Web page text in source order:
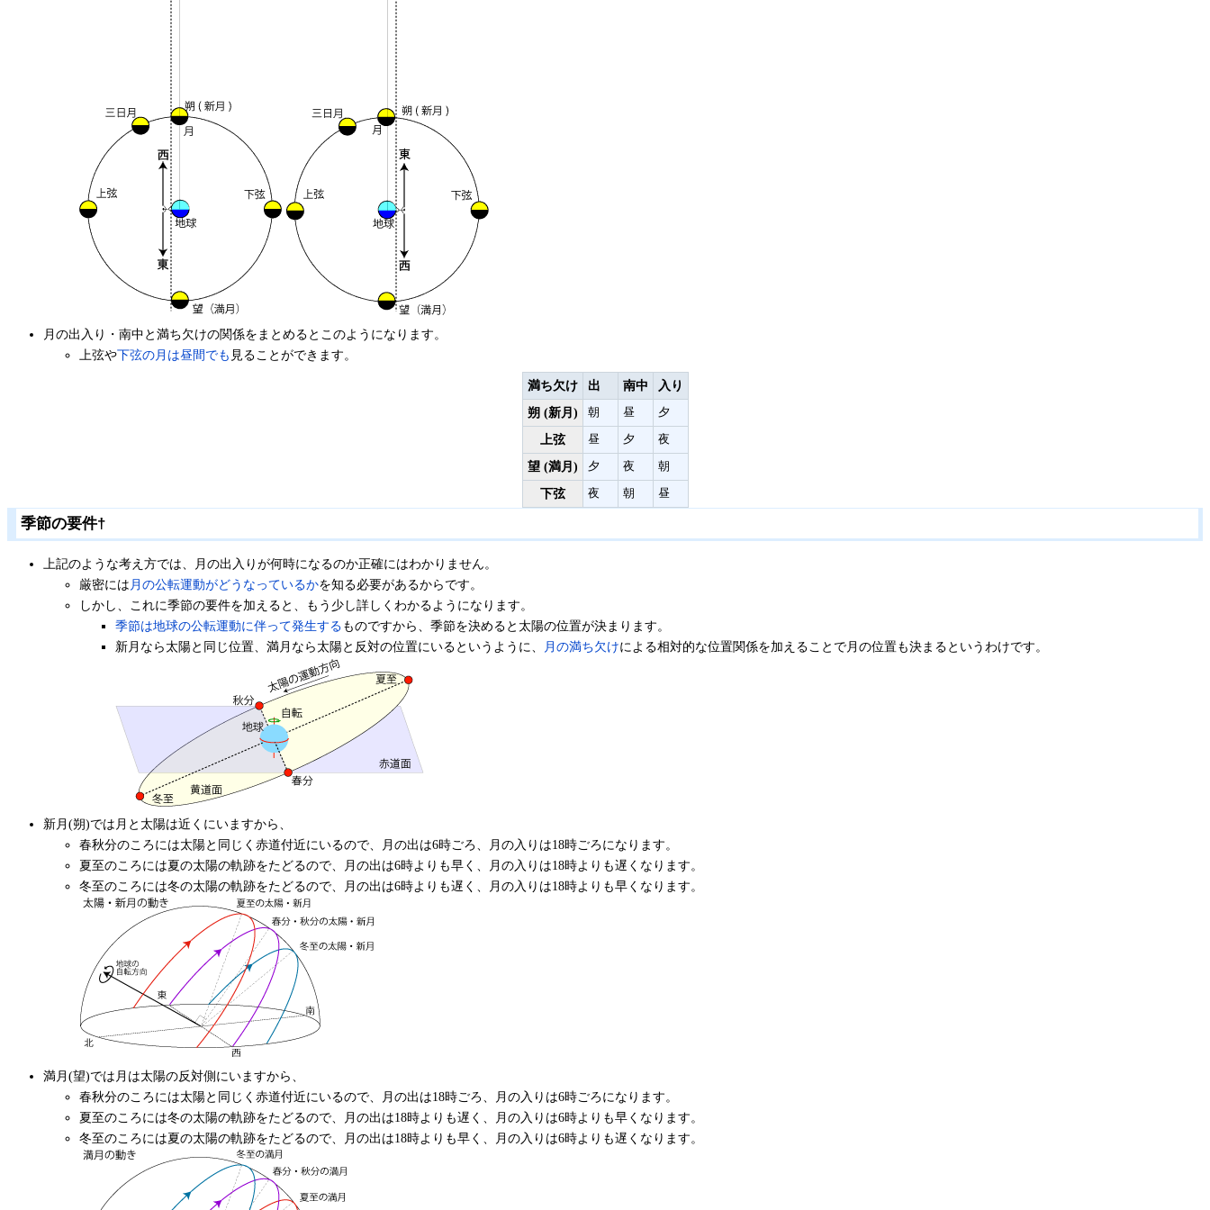
月の出入り・南中と満ち欠けの関係をまとめるとこのようになります。
上弦や下弦の月は昼間でも 見ることができます。
満ち欠け 出 南中
入り
朔 (新月)
朝 昼 夕
上弦 昼 夕 夜
望 (満月) 夕 夜 朝
下弦 夜 朝 昼
季節の要件†
上記のような考え方では、月の出入りが何時になるのか正確にはわかりません。
厳密には月の公転運動がどうなっているかを知る必要があるからです。
しかし、これに季節の要件を加えると、もう少し詳しくわかるようになります。
季節は地球の公転運動に伴って発生するものですから、季節を決めると太陽の位置が決まります。
新月なら太陽と同じ位置、満月なら太陽と反対の位置にいるというように、
月の満ち欠けによる相対的な位置関係を加えることで月の位置も決まるというわけです。
新月(朔)では月と太陽は近くにいますから、
春秋分のころには太陽と同じく赤道付近にいるので、月の出は6時ごろ、月の入りは18時ごろになります。
夏至のころには夏の太陽の軌跡をたどるので、月の出は6時よりも早く、月の入りは18時よりも遅くなります。
冬至のころには冬の太陽の軌跡をたどるので、月の出は6時よりも遅く、月の入りは18時よりも早くなります。
満月(望)では月は太陽の反対側にいますから、
春秋分のころには太陽と同じく赤道付近にいるので、月の出は18時ごろ、月の入りは6時ごろになります。
夏至のころには冬の太陽の軌跡をたどるので、月の出は18時よりも遅く、月の入りは6時よりも早くなります。
冬至のころには夏の太陽の軌跡をたどるので、月の出は18時よりも早く、月の入りは6時よりも遅くなります。